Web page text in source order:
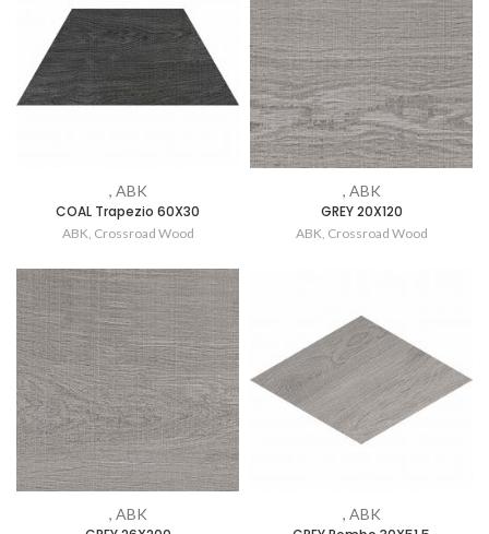
, ABK
COAL Trapezio 60X30
ABK, Crossroad Wood
, ABK
GREY 20X120
ABK, Crossroad Wood
, ABK
, ABK